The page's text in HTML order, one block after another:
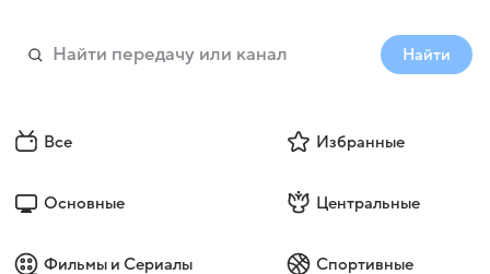
Найти
Все Избранные
Основные Центральные
Фильмы и Сериалы Спортивные